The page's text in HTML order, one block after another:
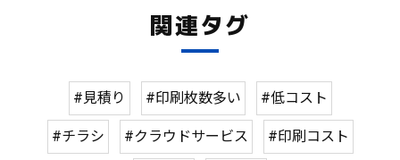
関連タグ
#見積り #印刷枚数多い #低コスト
#チラシ #クラウドサービス #印刷コスト